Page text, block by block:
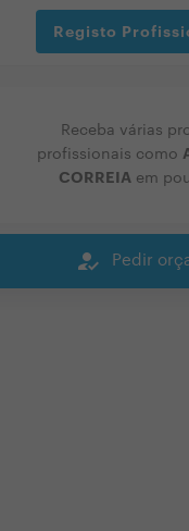
Registo
Receba várias
profissionais como
CORREIA em
how_to_reg Pedir